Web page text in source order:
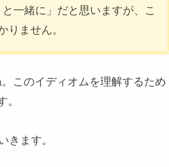
一緒に」だと思いますが、こ
りません。
このイディオムを理解するため
。
きます。